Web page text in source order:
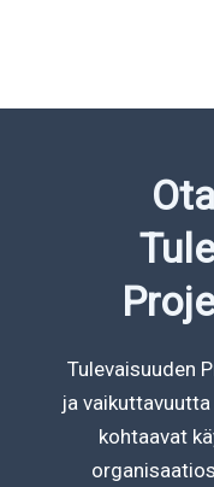
Tulevaisuuden
ja
kohtaavat